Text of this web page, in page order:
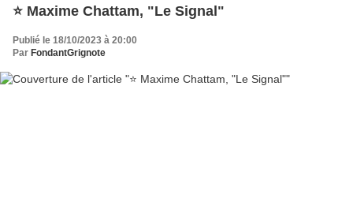
⭐ Maxime Chattam, "Le Signal"
Publié le 18/10/2023 à 20:00
Par FondantGrignote